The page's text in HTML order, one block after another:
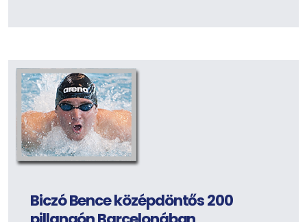
Biczó Bence középdöntős 200